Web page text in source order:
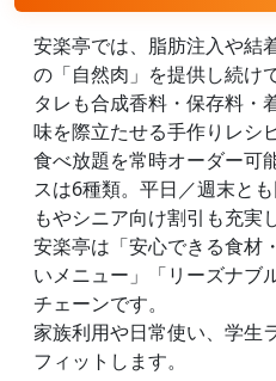
安楽亭では、脂肪注入や結
の「自然肉」を提供し続け
タレも合成香料・保存料・
味を際立たせる手作りレシ
食べ放題を常時オーダー可
スは6種類。平日／週末と
もやシニア向け割引も充実
安楽亭は「安心できる食材
いメニュー」「リーズナブ
チェーンです。
家族利用や日常使い、学生
フィットします。